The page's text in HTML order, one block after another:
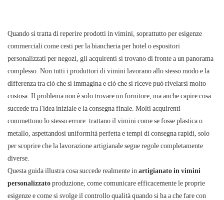
Quando si tratta di reperire prodotti in vimini, soprattutto per esigenze
commerciali come cesti per la biancheria per hotel o espositori
personalizzati per negozi, gli acquirenti si trovano di fronte a un panorama
complesso. Non tutti i produttori di vimini lavorano allo stesso modo e la
differenza tra ciò che si immagina e ciò che si riceve può rivelarsi molto
costosa. Il problema non è solo trovare un fornitore, ma anche capire cosa
succede tra l'idea iniziale e la consegna finale. Molti acquirenti
commettono lo stesso errore: trattano il vimini come se fosse plastica o
metallo, aspettandosi uniformità perfetta e tempi di consegna rapidi, solo
per scoprire che la lavorazione artigianale segue regole completamente
diverse.
Questa guida illustra cosa succede realmente in artigianato in vimini
personalizzatoproduzione, come comunicare efficacemente le proprie
esigenze e come si svolge il controllo qualità quando si ha a che fare con